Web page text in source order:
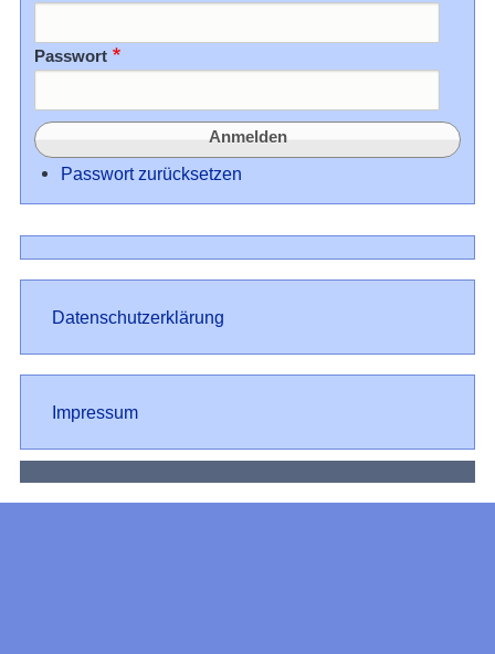
Passwort
Passwort zurücksetzen
Datenschutz
Datenschutzerklärung
Impressum
Impressum